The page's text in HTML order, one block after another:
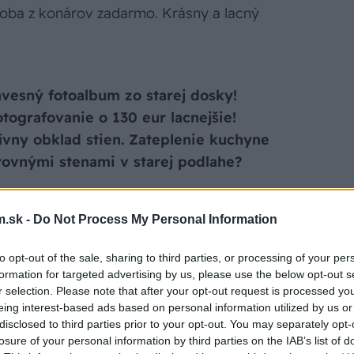
- Do Not Process My Personal Information
opt-out of the sale, sharing to third parties, or processing of your
for targeted advertising by us, please use the below opt-out
selection. Please note that after your opt-out request is processed
interest-based ads based on personal information utilized by us
to third parties prior to your opt-out. You may separately
of your personal information by third parties on the IAB’s list of
z konárov zadarmo. Krásny a lacný
fotoalbum zo starej dosky!
o 130 eur lacnejšie!
obklad stien. Zateplenie kuchyne
stenami v starej podlahe?
Financie: Zmeny v daniach z
Vyhrali ste? Vylosovali sme
vydanie vyjde už 18. februára! Pekné